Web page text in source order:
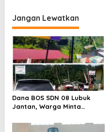
i
p
o
s
Jangan Lewatkan
Dana BOS SDN 08 Lubuk
Jantan, Warga Minta
Transparan